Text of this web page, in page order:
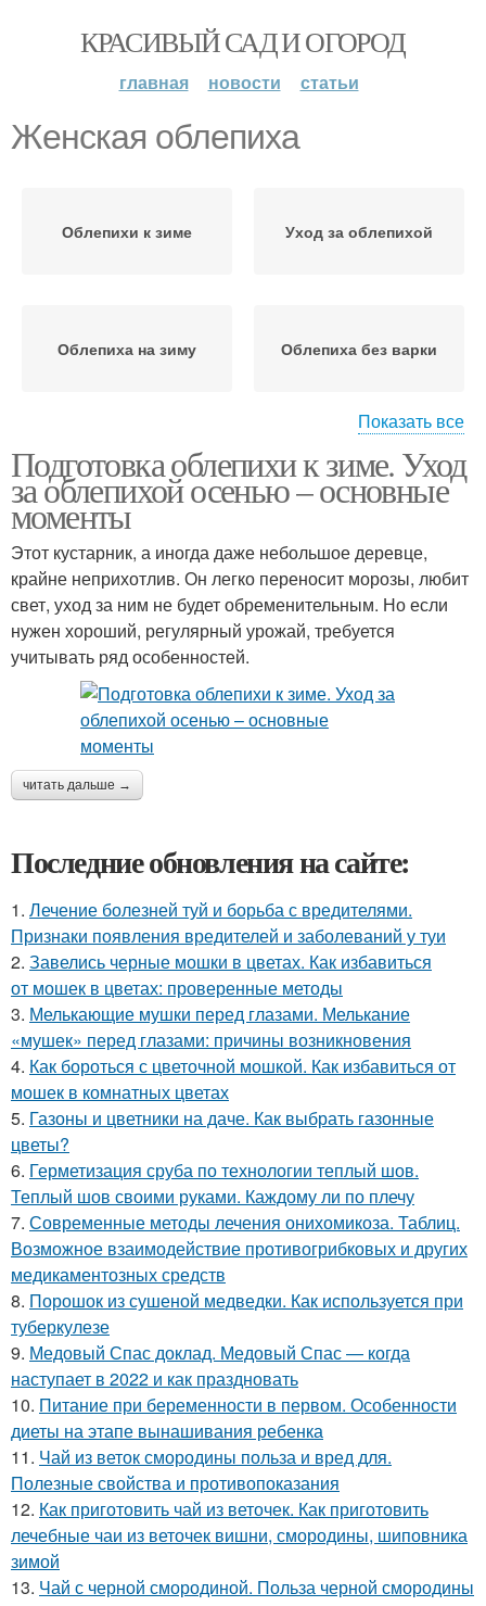
КРАСИВЫЙ САД И ОГОРОД
главная новости статьи
Женская облепиха
Облепихи к зиме Уход за облепихой
Облепиха на зиму Облепиха без варки
Желе из облепихи Облепиха с косточками
Показать все
Подготовка облепихи к зиме. Уход
за облепихой осенью – основные
моменты
Этот кустарник, а иногда даже небольшое деревце,
крайне неприхотлив. Он легко переносит морозы, любит
свет, уход за ним не будет обременительным. Но если
нужен хороший, регулярный урожай, требуется
учитывать ряд особенностей.
читать дальше →
Последние обновления на сайте:
1. Лечение болезней туй и борьба с вредителями.
Признаки появления вредителей и заболеваний у туи
2. Завелись черные мошки в цветах. Как избавиться
от мошек в цветах: проверенные методы
3. Мелькающие мушки перед глазами. Мелькание
«мушек» перед глазами: причины возникновения
4. Как бороться с цветочной мошкой. Как избавиться от
мошек в комнатных цветах
5. Газоны и цветники на даче. Как выбрать газонные
цветы?
6. Герметизация сруба по технологии теплый шов.
Теплый шов своими руками. Каждому ли по плечу
7. Современные методы лечения онихомикоза. Таблиц.
Возможное взаимодействие противогрибковых и других
медикаментозных средств
8. Порошок из сушеной медведки. Как используется при
туберкулезе
9. Медовый Спас доклад. Медовый Спас — когда
наступает в 2022 и как праздновать
10. Питание при беременности в первом. Особенности
диеты на этапе вынашивания ребенка
11. Чай из веток смородины польза и вред для.
Полезные свойства и противопоказания
12. Как приготовить чай из веточек. Как приготовить
лечебные чаи из веточек вишни, смородины, шиповника
зимой
13. Чай с черной смородиной. Польза черной смородины